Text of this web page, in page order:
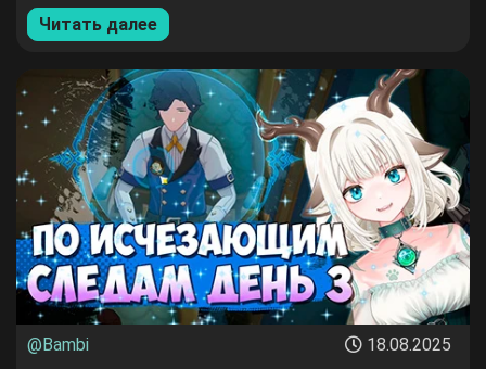
Читать далее
@Bambi 18.08.2025